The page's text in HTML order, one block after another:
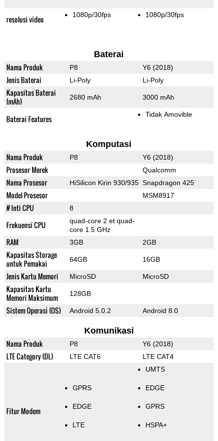
resolusi video 1080p/30fps 1080p/30fps
Baterai
Nama Produk P8 Y6 (2018)
Jenis Baterai Li-Poly Li-Poly
Kapasitas Baterai
(mAh)
2680 mAh 3000 mAh
Baterai Features Tidak Amovible
Komputasi
Nama Produk P8 Y6 (2018)
Prosesor Merek Qualcomm
Nama Prosesor HiSilicon Kirin 930/935 Snapdragon 425
Model Prosesor MSM8917
# Inti CPU 8
Frekuensi CPU
quad-core 2 et quad-
core 1.5 GHz
RAM 3GB 2GB
Kapasitas Storage
untuk Pemakai
64GB 16GB
Jenis Kartu Memori MicroSD MicroSD
Kapasitas Kartu
Memori Maksimum
128GB
Sistem Operasi (OS) Android 5.0.2 Android 8.0
Komunikasi
Nama Produk P8 Y6 (2018)
LTE Category (DL) LTE CAT6 LTE CAT4
Fitur Modem
GPRS
EDGE
LTE
UMTS
EDGE
GPRS
HSPA+